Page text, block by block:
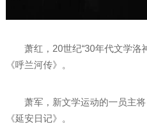
萧红，20世纪“30年代文学洛
《呼兰河传》。
萧军，新文学运动的一员主
《延安日记》。